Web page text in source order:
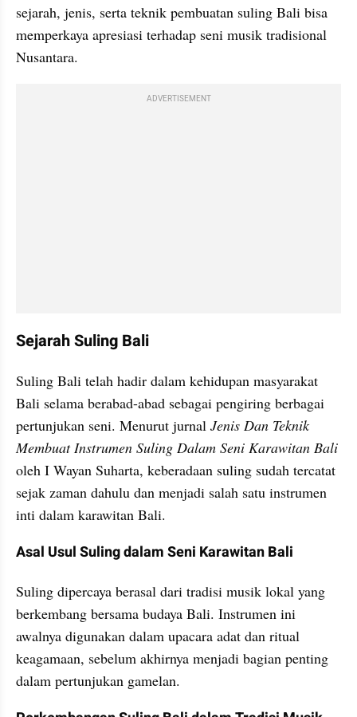
sejarah, jenis, serta teknik pembuatan suling Bali bisa
memperkaya apresiasi terhadap seni musik tradisional
Nusantara.
ADVERTISEMENT
Sejarah Suling Bali
Suling Bali telah hadir dalam kehidupan masyarakat
Bali selama berabad-abad sebagai pengiring berbagai
pertunjukan seni. Menurut jurnal Jenis Dan Teknik
Membuat Instrumen Suling Dalam Seni Karawitan Bali
oleh I Wayan Suharta, keberadaan suling sudah tercatat
sejak zaman dahulu dan menjadi salah satu instrumen
inti dalam karawitan Bali.
Asal Usul Suling dalam Seni Karawitan Bali
Suling dipercaya berasal dari tradisi musik lokal yang
berkembang bersama budaya Bali. Instrumen ini
awalnya digunakan dalam upacara adat dan ritual
keagamaan, sebelum akhirnya menjadi bagian penting
dalam pertunjukan gamelan.